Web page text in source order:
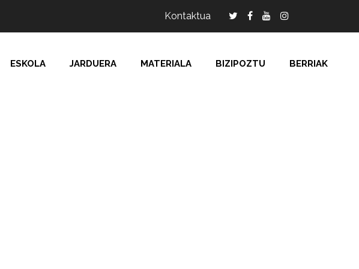
Kontaktua
ESKOLA JARDUERA MATERIALA BIZIPOZTU BERRIAK